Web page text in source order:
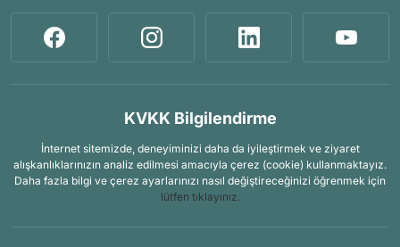
KVKK Bilgilendirme
İnternet sitemizde, deneyiminizi daha da iyileştirmek ve ziyaret
alışkanlıklarınızın analiz edilmesi amacıyla çerez (cookie) kullanmaktayız.
Daha fazla bilgi ve çerez ayarlarınızı nasıl değiştireceğinizi öğrenmek için
lütfen tıklayınız.